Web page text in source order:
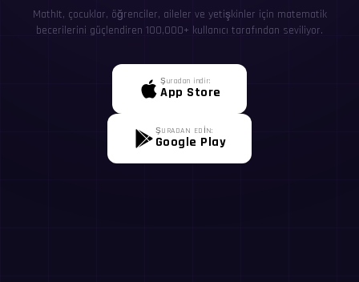
MathIt, çocuklar, öğrenciler, aileler ve yetişkinler için matematik
becerilerini güçlendiren 100,000+ kullanıcı tarafından seviliyor.
Şuradan indir:
App Store
ŞURADAN EDİN:
Google Play